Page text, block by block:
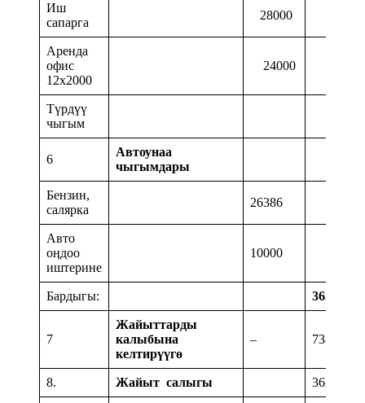
Иш
сапарга
28000
Аренда
офис
12х2000
24000
Түрдүү
чыгым
6
Автоунаа
чыгымдары
Бензин,
салярка
26386
Авто
оӊдоо
иштерине
10000
Бардыгы: 36386
7
Жайыттарды
калыбына
келтирүүгө
– 73856
8. Жайыт салыгы 36244